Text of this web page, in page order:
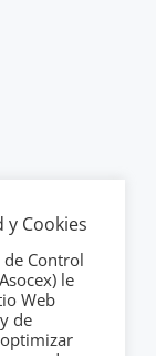
y Cookies
Control
le
Web
de